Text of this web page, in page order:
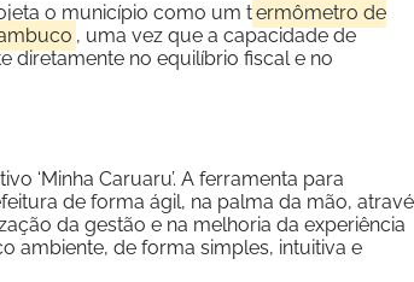
o município como um termômetro de
, uma vez que a capacidade de
diretamente no equilíbrio fiscal e no
‘Minha Caruaru’. A ferramenta para
de forma ágil, na palma da mão,
da gestão e na melhoria da experiência
ambiente, de forma simples, intuitiva e